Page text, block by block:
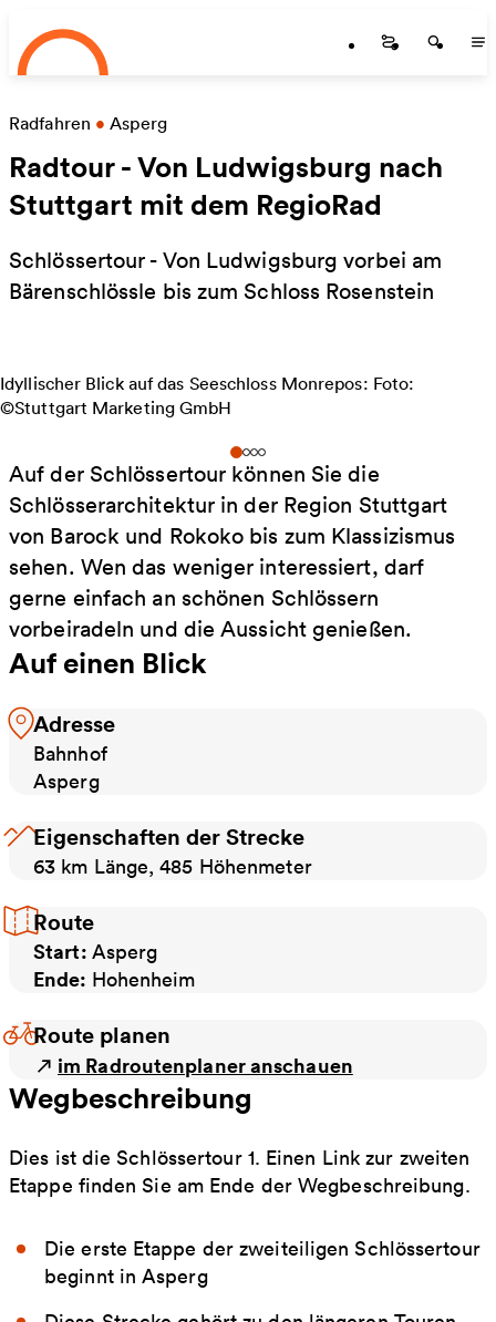
Zum Hauptinhalt springen
Startseite
Radfahren • Asperg
Radtour - Von Ludwigsburg nach
Stuttgart mit dem RegioRad
Schlössertour - Von Ludwigsburg vorbei am
Bärenschlössle bis zum Schloss Rosenstein
Idyllischer Blick auf das Seeschloss Monrepos: Foto:
©Stuttgart Marketing GmbH
Auf der Schlössertour können Sie die
Schlösserarchitektur in der Region Stuttgart
von Barock und Rokoko bis zum Klassizismus
sehen. Wen das weniger interessiert, darf
gerne einfach an schönen Schlössern
vorbeiradeln und die Aussicht genießen.
Auf einen Blick
Adresse
Bahnhof
Asperg
Eigenschaften der Strecke
63 km Länge, 485 Höhenmeter
Route
Start: Asperg
Ende: Hohenheim
Route planen
im Radroutenplaner anschauen
Wegbeschreibung
Dies ist die Schlössertour 1. Einen Link zur zweiten
Etappe finden Sie am Ende der Wegbeschreibung.
Die erste Etappe der zweiteiligen Schlössertour
beginnt in Asperg